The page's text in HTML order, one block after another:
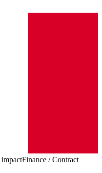
Finance / Contract